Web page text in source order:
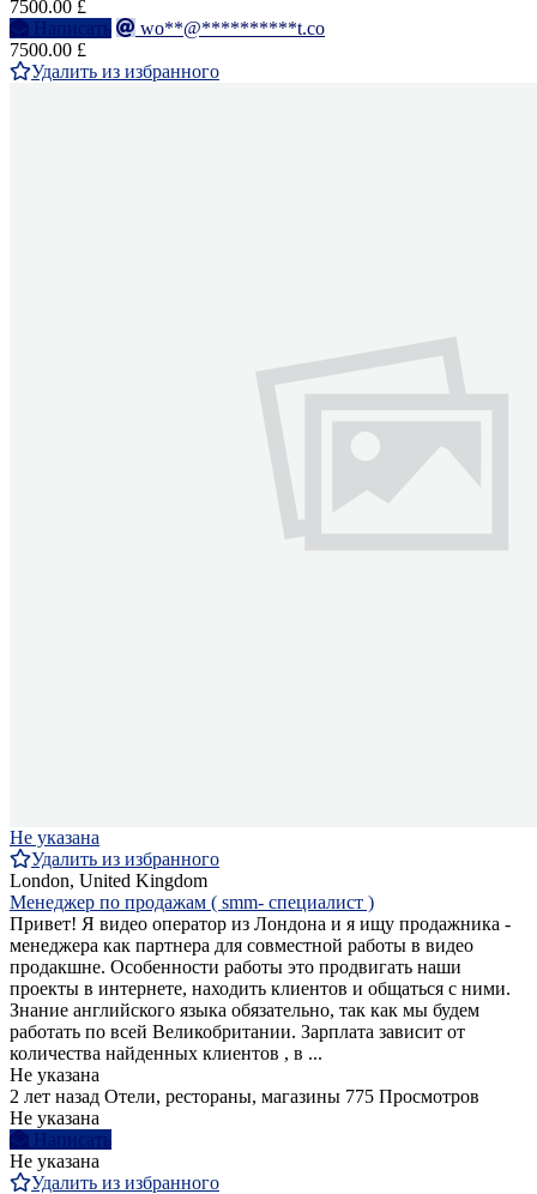
7500.00 £
Написать
wo**@**********t.co
7500.00 £
Удалить из избранного
Не указана
Удалить из избранного
London, United Kingdom
Менеджер по продажам ( smm- специалист )
Привет! Я видео оператор из Лондона и я ищу продажника -
менеджера как партнера для совместной работы в видео
продакшне. Особенности работы это продвигать наши
проекты в интернете, находить клиентов и общаться с ними.
Знание английского языка обязательно, так как мы будем
работать по всей Великобритании. Зарплата зависит от
количества найденных клиентов , в ...
Не указана
2 лет назад Отели, рестораны, магазины 775 Просмотров
Не указана
Написать
Не указана
Удалить из избранного